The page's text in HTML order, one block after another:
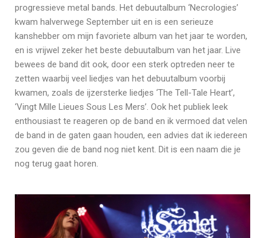
progressieve metal bands. Het debuutalbum ‘Necrologies’
kwam halverwege September uit en is een serieuze
kanshebber om mijn favoriete album van het jaar te worden,
en is vrijwel zeker het beste debuutalbum van het jaar. Live
bewees de band dit ook, door een sterk optreden neer te
zetten waarbij veel liedjes van het debuutalbum voorbij
kwamen, zoals de ijzersterke liedjes ‘The Tell-Tale Heart’,
‘Vingt Mille Lieues Sous Les Mers’. Ook het publiek leek
enthousiast te reageren op de band en ik vermoed dat velen
de band in de gaten gaan houden, een advies dat ik iedereen
zou geven die de band nog niet kent. Dit is een naam die je
nog terug gaat horen.